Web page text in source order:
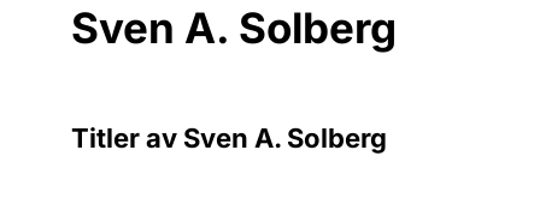
Sven A. Solberg
Titler av Sven A. Solberg